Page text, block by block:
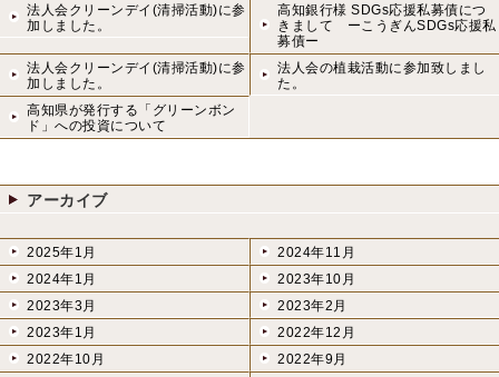
法人会クリーンデイ(清掃活動)に参
加しました。
高知銀行様 SDGs応援私募債につ
きまして ーこうぎんSDGs応援私
募債ー
法人会クリーンデイ(清掃活動)に参
加しました。
法人会の植栽活動に参加致しまし
た。
高知県が発行する「グリーンボン
ド」への投資について
アーカイブ
2025年1月
2024年11月
2024年1月
2023年10月
2023年3月
2023年2月
2023年1月
2022年12月
2022年10月
2022年9月